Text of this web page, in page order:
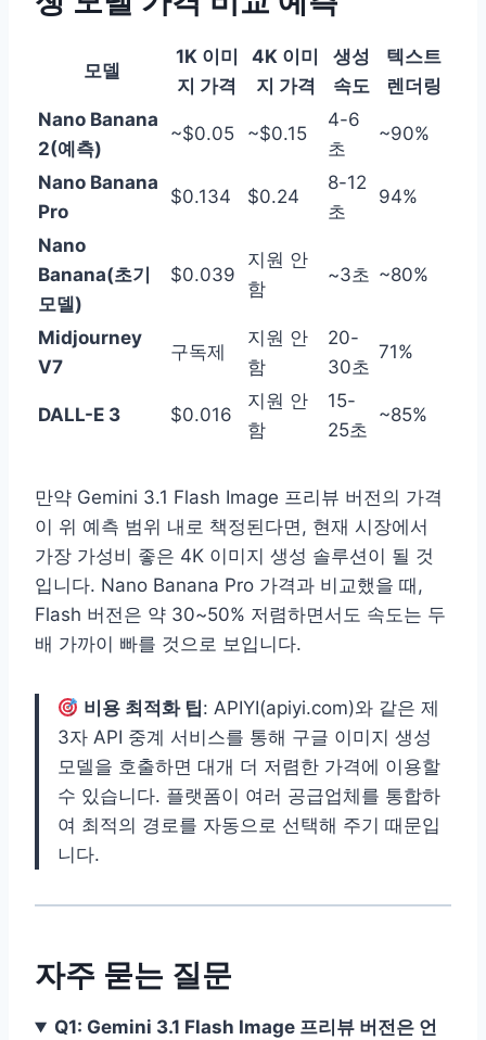
모델
1K 이미
지 가격
4K 이미
지 가격
생성
속도
텍스트
렌더링
Nano Banana
2(예측)
~$0.05 ~$0.15
4-6
초
~90%
Nano Banana
Pro
$0.134 $0.24
8-12
초
94%
Nano
Banana(초기
모델)
$0.039
지원 안
함
~3초 ~80%
Midjourney
V7
구독제
지원 안
함
20-
30초
71%
DALL-E 3 $0.016
지원 안
함
15-
25초
~85%
만약 Gemini 3.1 Flash Image 프리뷰 버전의 가격
이 위 예측 범위 내로 책정된다면, 현재 시장에서
가장 가성비 좋은 4K 이미지 생성 솔루션이 될 것
입니다. Nano Banana Pro 가격과 비교했을 때,
Flash 버전은 약 30~50% 저렴하면서도 속도는 두
배 가까이 빠를 것으로 보입니다.
비용 최적화 팁: APIYI(apiyi.com)와 같은 제
3자 API 중계 서비스를 통해 구글 이미지 생성
모델을 호출하면 대개 더 저렴한 가격에 이용할
수 있습니다. 플랫폼이 여러 공급업체를 통합하
여 최적의 경로를 자동으로 선택해 주기 때문입
니다.
자주 묻는 질문
Q1: Gemini 3.1 Flash Image 프리뷰 버전은 언